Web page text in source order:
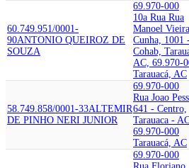
60.749.951/0001-
90ANTONIO QUEIROZ DE
SOUZA
69.970-000
10a Rua Rua
Manoel
Cunha, 1001
Cohab,
AC, 69.970-
Tarauacá, AC
58.749.858/0001-33ALTEMIR
DE PINHO NERI JUNIOR
69.970-000
Rua Joao
641 - Centro,
Tarauaca -
69.970-000
Tarauacá, AC
69.970-000